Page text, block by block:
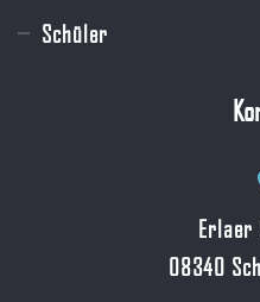
Schüler
Erlaer
08340